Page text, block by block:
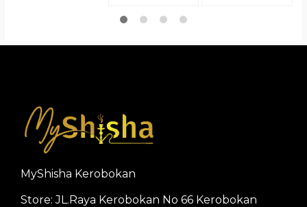
MyShisha Kerobokan
Store: JL.Raya Kerobokan No 66 Kerobokan